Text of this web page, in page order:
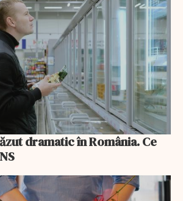
dramatic în România. Ce